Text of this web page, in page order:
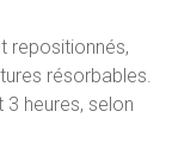
repositionnés,
résorbables.
3 heures, selon